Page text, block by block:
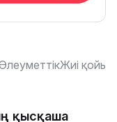
Жиі
қысқаша